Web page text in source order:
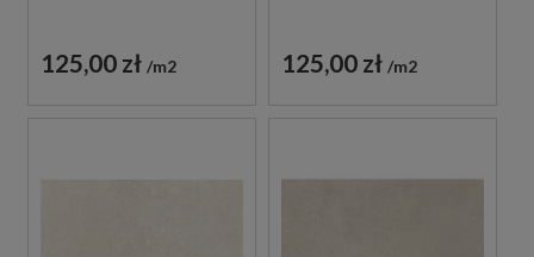
125,00 zł m2 125,00 zł m2